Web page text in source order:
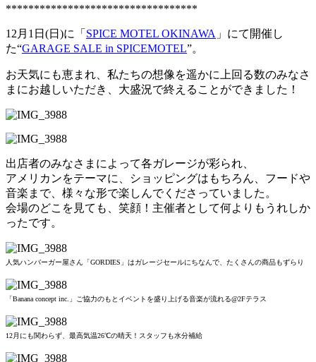
**********************************
12月1日(日)に「 SPICE MOTEL OKINAWA 」にて開催し
た“GARAGE SALE in SPICEMOTEL”。
お天気にも恵まれ、私たちの想像を遥かに上回る数のみなさ
まにお越しいただき、大盛況で終えることができました！
出店者のみなさまによって各ガレージが彩られ、
アメリカンをテーマに、ショッピングはもちろん、フードや
音楽まで、様々な形で楽しんでくださっていました。
会場のどこを見ても、笑顔！主催者として何よりもうれしか
ったです。
人気ハンバーガー屋さん「GORDIES」はガレージセールにちなんで、たくさんの商品もずらり
「Banana concept inc.」ご協力のもとイベントを盛り上げる音楽が流れる@2Fテラス
12月にも関わらず、最高気温26℃の晴天！スタッフも水分補給